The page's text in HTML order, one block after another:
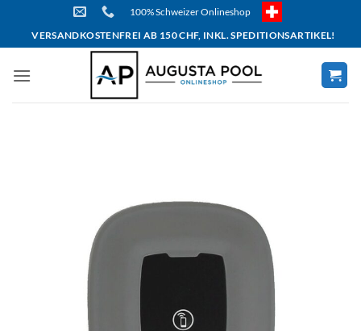
content
100% Schweizer Onlineshop
VERSANDKOSTENFREI AB 150 CHF, INKL. SPEDITIONSARTIKEL!